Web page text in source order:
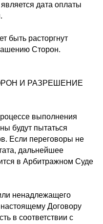
дата оплаты
быть расторгнут
Сторон.
И РАЗРЕШЕНИЕ
выполнения
будут пытаться
Если переговоры не
дальнейшее
в Арбитражном Суде
ненадлежащего
Договору
в соответствии с